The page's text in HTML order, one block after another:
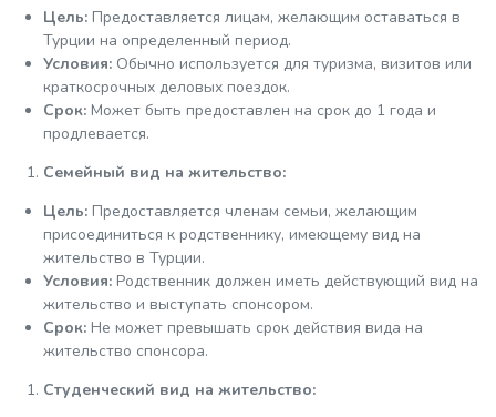
Цель:Предоставляется лицам, желающим оставаться в
Турции на определенный период.
Условия:Обычно используется для туризма, визитов или
краткосрочных деловых поездок.
Срок:Может быть предоставлен на срок до 1 года и
продлевается.
Семейный вид на жительство:
Цель:Предоставляется членам семьи, желающим
присоединиться к родственнику, имеющему вид на
жительство в Турции.
Условия:Родственник должен иметь действующий вид на
жительство и выступать спонсором.
Срок:Не может превышать срок действия вида на
жительство спонсора.
Студенческий вид на жительство: